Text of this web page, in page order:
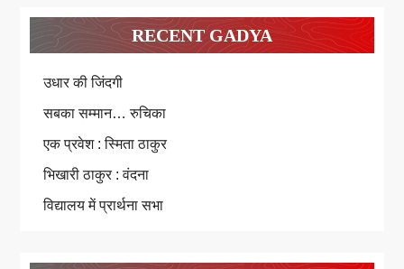
RECENT GADYA
उधार की जिंदगी
सबका सम्मान… रुचिका
एक प्रवेश : स्मिता ठाकुर
भिखारी ठाकुर : वंदना
विद्यालय में प्रार्थना सभा